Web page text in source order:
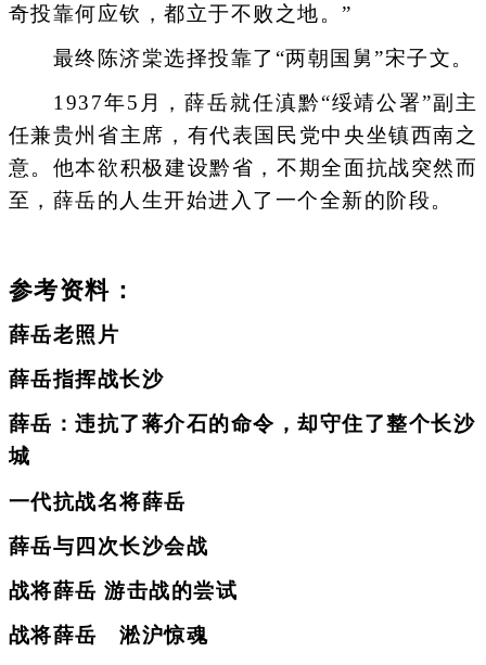
奇投靠何应钦，都立于不败之地。”
最终陈济棠选择投靠了“两朝国舅”宋子文。
1937年5月，薛岳就任滇黔“绥靖公署”副主
任兼贵州省主席，有代表国民党中央坐镇西南之
意。他本欲积极建设黔省，不期全面抗战突然而
至，薛岳的人生开始进入了一个全新的阶段。
参考资料：
薛岳老照片
薛岳指挥战长沙
薛岳：违抗了蒋介石的命令，却守住了整个长沙
城
一代抗战名将薛岳
薛岳与四次长沙会战
战将薛岳 游击战的尝试
战将薛岳 淞沪惊魂